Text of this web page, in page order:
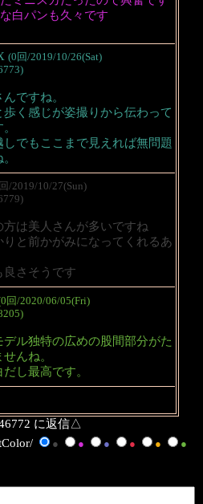
白パンも久々です
(0回/2019/10/26(Sat)
ですね。
歩く感じが姿撮りから伝わって
しでもここまで見えれば無問題
/2019/10/27(Sun)
方は美人さんが多いですね
りと前かがみになってくれるあ
良さそうです
回/2020/06/05(Fri)
デル独特の広めの股間部分がた
せんね。
し最高です。
に返信△
● ● ● ● ●
●